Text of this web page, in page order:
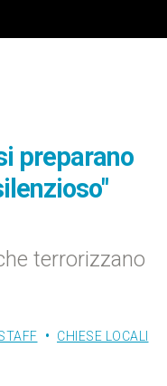
preparano
terrorizzano
CHIESE LOCALI